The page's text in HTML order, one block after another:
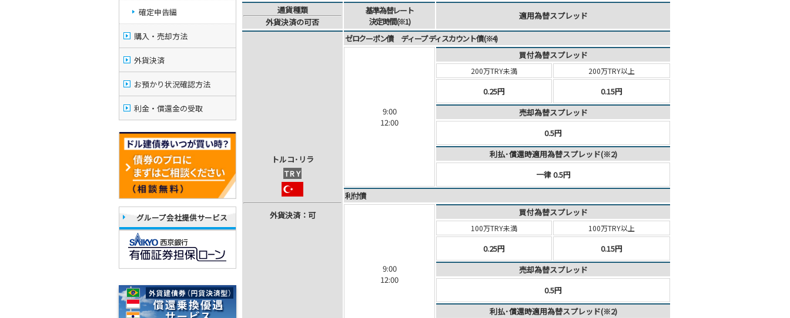
通貨種類
外貨決済の可否
基準為替レート
決定時間(※1)
適用為替スプレッド
トルコ･ リラ
TRY
外貨決済：可
ゼロクーポン債 ディープ ディスカウント債 (※4)
9:00
12:00
買付為替スプレッド
200万TRY未満 200万TRY以上
0.25円
0.15円
売却為替スプレッド
0.5円
利払･償還時適用為替スプレッド(※2)
一律 0.5円
利付債
9:00
12:00
買付為替スプレッド
100万TRY未満 100万TRY以上
0.25円
0.15円
売却為替スプレッド
0.5円
利払･償還時適用為替スプレッド(※2)
確定申告編
購入・売却方法
外貨決済
お預かり状況確認方法
利金・償還金の受取
グループ会社提供サービス